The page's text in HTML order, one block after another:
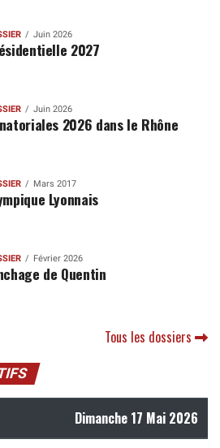
Juin 2026
2027
Juin 2026
2026 dans le Rhône
Mars 2017
Lyonnais
Février 2026
de Quentin
Tous les dossiers
Dimanche 17 Mai 2026